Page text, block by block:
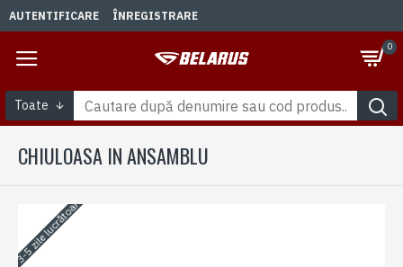
AUTENTIFICARE ÎNREGISTRARE
0
Toate
CHIULOASA IN ANSAMBLU
3-5 zile lucrătoare